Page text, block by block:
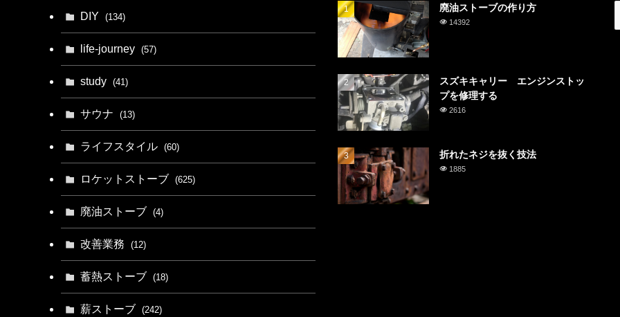
DIY (134)
life-journey (57)
study (41)
サウナ (13)
ライフスタイル (60)
ロケットストーブ (625)
廃油ストーブ (4)
改善業務 (12)
蓄熱ストーブ (18)
薪ストーブ (242)
廃油ストーブの作り方
14392
スズキキャリー エンジンストッ
プを修理する
2616
折れたネジを抜く技法
1885